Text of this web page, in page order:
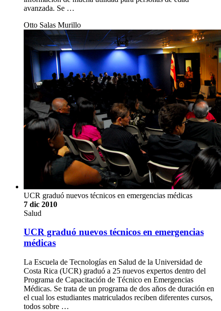
avanzada. Se …
Otto Salas Murillo
UCR graduó nuevos técnicos en emergencias médicas
7 dic 2010
Salud
UCR graduó nuevos técnicos en emergencias
médicas
La Escuela de Tecnologías en Salud de la Universidad de
Costa Rica (UCR) graduó a 25 nuevos expertos dentro del
Programa de Capacitación de Técnico en Emergencias
Médicas. Se trata de un programa de dos años de duración en
el cual los estudiantes matriculados reciben diferentes cursos,
todos sobre …